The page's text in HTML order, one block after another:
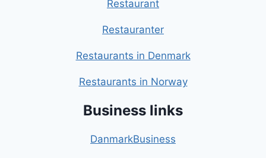
Restaurant
Restauranter
Restaurants in Denmark
Restaurants in Norway
Business links
DanmarkBusiness